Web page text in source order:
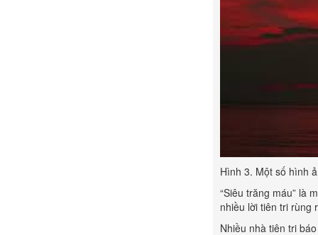
Hình 3. Một số hình
“Siêu trăng máu” là
nhiều lời tiên tri rùng
Nhiều nhà tiên tri